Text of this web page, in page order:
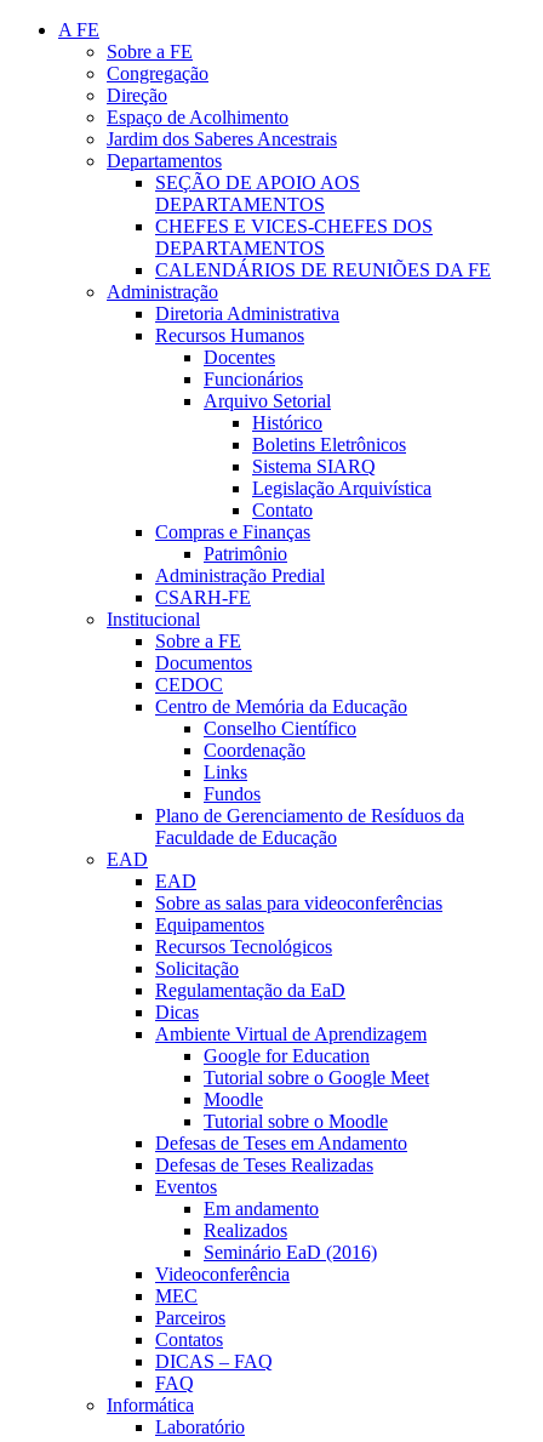
A FE
Sobre a FE
Congregação
Direção
Espaço de Acolhimento
Jardim dos Saberes Ancestrais
Departamentos
SEÇÃO DE APOIO AOS
DEPARTAMENTOS
CHEFES E VICES-CHEFES DOS
DEPARTAMENTOS
CALENDÁRIOS DE REUNIÕES DA FE
Administração
Diretoria Administrativa
Recursos Humanos
Docentes
Funcionários
Arquivo Setorial
Histórico
Boletins Eletrônicos
Sistema SIARQ
Legislação Arquivística
Contato
Compras e Finanças
Patrimônio
Administração Predial
CSARH-FE
Institucional
Sobre a FE
Documentos
CEDOC
Centro de Memória da Educação
Conselho Científico
Coordenação
Links
Fundos
Plano de Gerenciamento de Resíduos da
Faculdade de Educação
EAD
EAD
Sobre as salas para videoconferências
Equipamentos
Recursos Tecnológicos
Solicitação
Regulamentação da EaD
Dicas
Ambiente Virtual de Aprendizagem
Google for Education
Tutorial sobre o Google Meet
Moodle
Tutorial sobre o Moodle
Defesas de Teses em Andamento
Defesas de Teses Realizadas
Eventos
Em andamento
Realizados
Seminário EaD (2016)
Videoconferência
MEC
Parceiros
Contatos
DICAS – FAQ
FAQ
Informática
Laboratório